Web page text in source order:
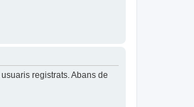
registrats. Abans de